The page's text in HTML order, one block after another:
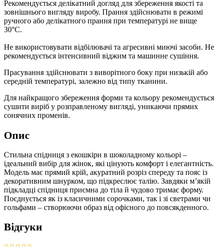
Рекомендується делікатний догляд для збереження якості та
зовнішнього вигляду виробу. Прання здійснювати в режимі
ручного або делікатного прання при температурі не вище
30°C.
Не використовувати відбілювачі та агресивні миючі засоби. Не
рекомендується інтенсивний віджим та машинне сушіння.
Прасування здійснювати з виворітного боку при низькій або
середній температурі, залежно від типу тканини.
Для найкращого збереження форми та кольору рекомендується
сушити виріб у розправленому вигляді, уникаючи прямих
сонячних променів.
Опис
Стильна спідниця з екошкіри в шоколадному кольорі –
ідеальний вибір для жінок, які цінують комфорт і елегантність.
Модель має прямий крій, акуратний розріз спереду та пояс із
декоративним шнурком, що підкреслює талію. Завдяки м’якій
підкладці спідниця приємна до тіла й чудово тримає форму.
Поєднується як із класичними сорочками, так і зі светрами чи
гольфами – створюючи образ від офісного до повсякденного.
Відгуки